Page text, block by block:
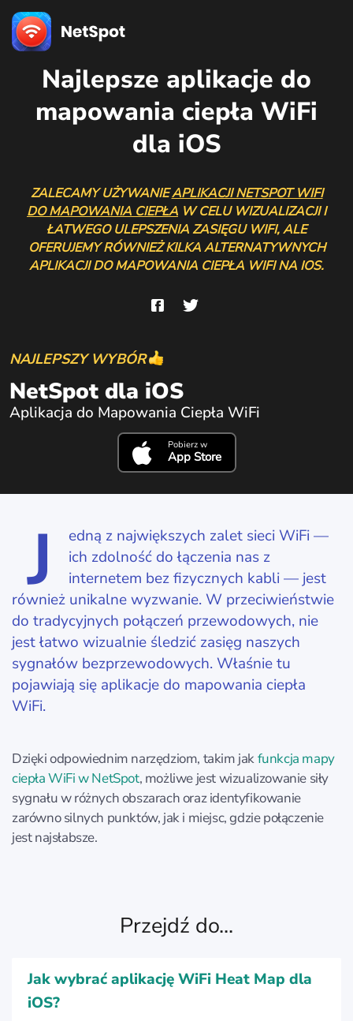
Najlepsze aplikacje do
mapowania ciepła WiFi
dla iOS
ZALECAMY UŻYWANIEAPLIKACJI NETSPOT WIFI
DO MAPOWANIA CIEPŁA W CELU WIZUALIZACJI I
ŁATWEGO ULEPSZENIA ZASIĘGU WIFI, ALE
OFERUJEMY RÓWNIEŻ KILKA ALTERNATYWNYCH
APLIKACJI DO MAPOWANIA CIEPŁA WIFI NA IOS.
NAJLEPSZY WYBÓR
NetSpot dla iOS
Aplikacja do Mapowania Ciepła WiFi
Pobierz w
App Store
J
edną z największych zalet sieci WiFi —
ich zdolność do łączenia nas z
internetem bez fizycznych kabli — jest
również unikalne wyzwanie. W przeciwieństwie
do tradycyjnych połączeń przewodowych, nie
jest łatwo wizualnie śledzić zasięg naszych
sygnałów bezprzewodowych. Właśnie tu
pojawiają się aplikacje do mapowania ciepła
WiFi.
Dzięki odpowiednim narzędziom, takim jakfunkcja mapy
ciepła WiFi w NetSpot, możliwe jest wizualizowanie siły
sygnału w różnych obszarach oraz identyfikowanie
zarówno silnych punktów, jak i miejsc, gdzie połączenie
jest najsłabsze.
Przejdź do...
Jak wybrać aplikację WiFi Heat Map dla
iOS?